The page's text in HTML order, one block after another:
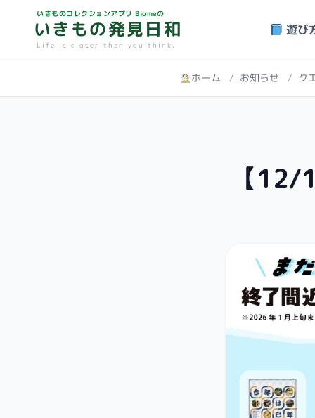
いきものコレクションアプリ Biomeの
いきもの発見日和
Life is closer than you think.
遊び
ホーム / お知らせ / ク
【12/